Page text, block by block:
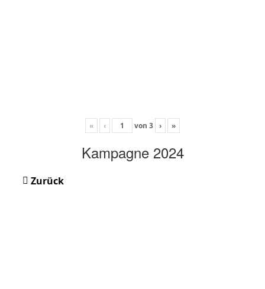
« ‹ von 3 › »
Kampagne 2024
Zurück